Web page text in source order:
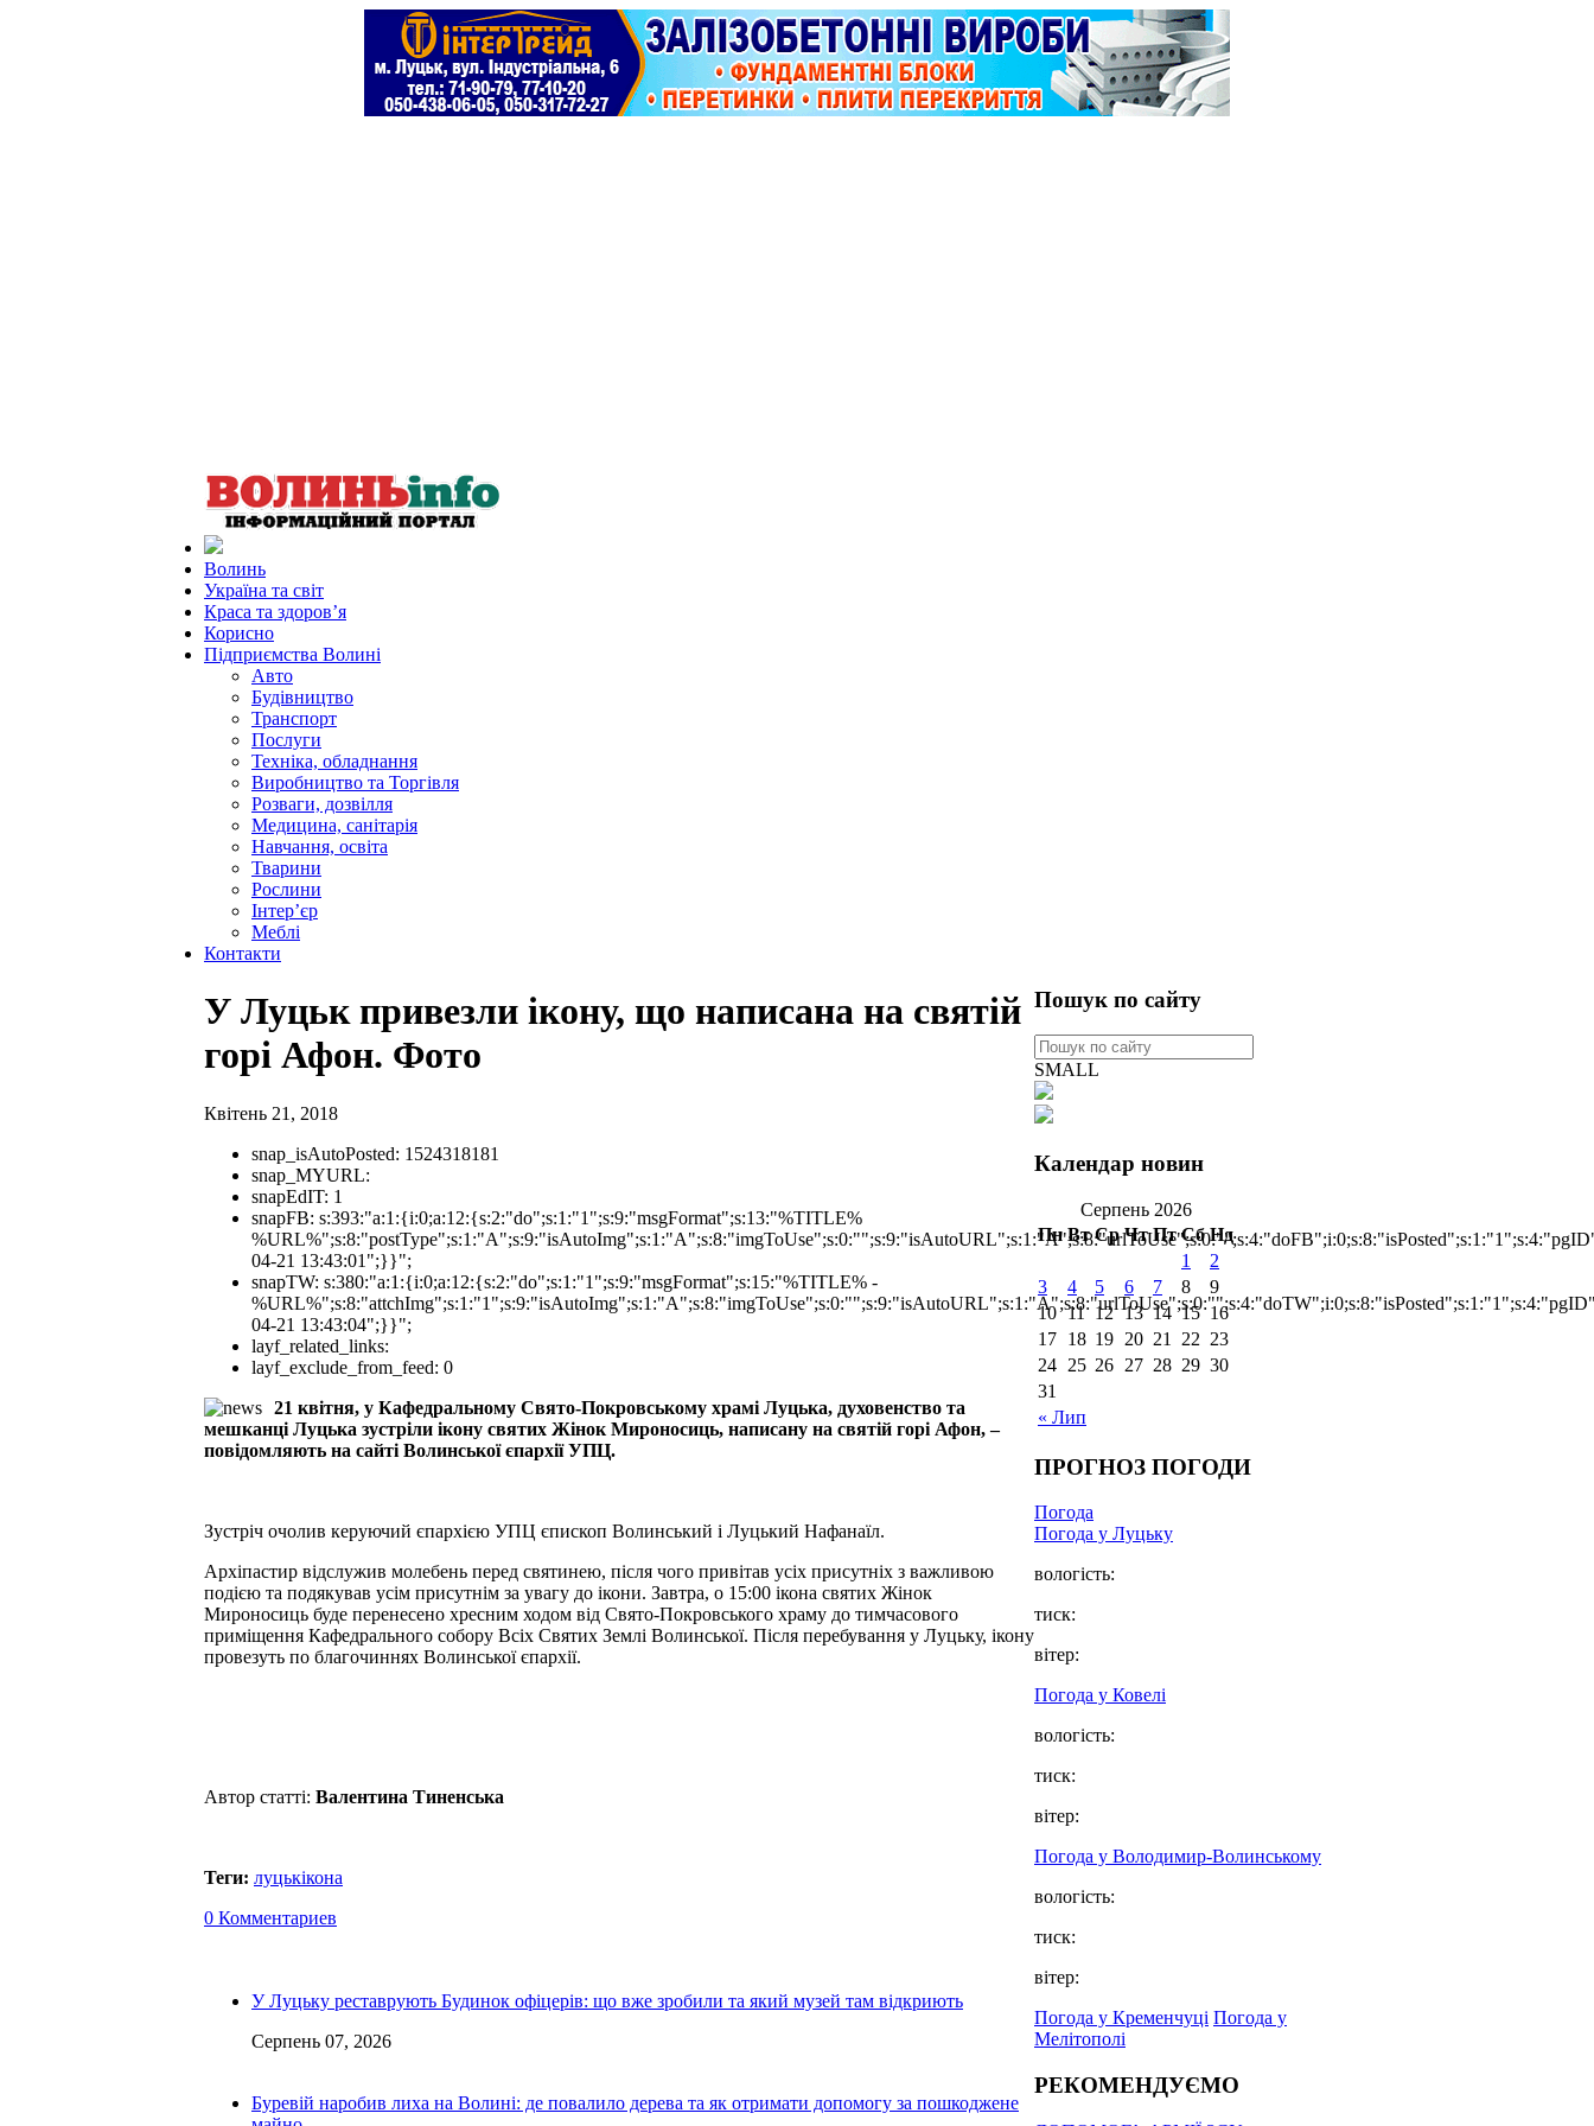
Волинь
Україна та світ
Краса та здоров’я
Корисно
Підприємства Волині
Авто
Будівництво
Транспорт
Послуги
Техніка, обладнання
Виробництво та Торгівля
Розваги, дозвілля
Медицина, санітарія
Навчання, освіта
Тварини
Рослини
Інтер’єр
Меблі
Контакти
У Луцьк привезли ікону, що написана на святій
горі Афон. Фото
Квітень 21, 2018
snap_isAutoPosted: 1524318181
snap_MYURL:
snapEdIT: 1
snapFB: s:393:"a:1:{i:0;a:12:{s:2:"do";s:1:"1";s:9:"msgFormat";s:13:"%TITLE%
04-21 13:43:01";}}";
snapTW: s:380:"a:1:{i:0;a:12:{s:2:"do";s:1:"1";s:9:"msgFormat";s:15:"%TITLE% -
04-21 13:43:04";}}";
layf_related_links:
layf_exclude_from_feed: 0
21 квітня, у Кафедральному Свято-Покровському храмі Луцька, духовенство та
мешканці Луцька зустріли ікону святих Жінок Мироносиць, написану на святій горі Афон, –
повідомляють на сайті Волинської єпархії УПЦ.
Зустріч очолив керуючий єпархією УПЦ єпископ Волинський і Луцький Нафанаїл.
Архіпастир відслужив молебень перед святинею, після чого привітав усіх присутніх з важливою
подією та подякував усім присутнім за увагу до ікони. Завтра, о 15:00 ікона святих Жінок
Мироносиць буде перенесено хресним ходом від Свято-Покровського храму до тимчасового
приміщення Кафедрального собору Всіх Святих Землі Волинської. Після перебування у Луцьку, ікону
провезуть по благочиннях Волинської єпархії.
Автор статті: Валентина Тиненська
Теги: луцькікона
0 Комментариев
У Луцьку реставрують Будинок офіцерів: що вже зробили та який музей там відкриють
Серпень 07, 2026
Буревій наробив лиха на Волині: де повалило дерева та як отримати допомогу за пошкоджене
Пошук по сайту
SMALL
Календар новин
Серпень 2026
Пн Вт Ср Чт Пт Сб Нд
« Лип
1
2
3
4 5 6 7 8
9
10 11 12 13 14 15 16
17 18 19 20 21 22 23
24 25 26 27 28 29 30
31
ПРОГНОЗ ПОГОДИ
Погода
Погода у Луцьку
вологість:
тиск:
вітер:
Погода у Ковелі
вологість:
тиск:
вітер:
Погода у Володимир-Волинському
вологість:
тиск:
вітер:
Погода у Кременчуці Погода у
Мелітополі
РЕКОМЕНДУЄМО